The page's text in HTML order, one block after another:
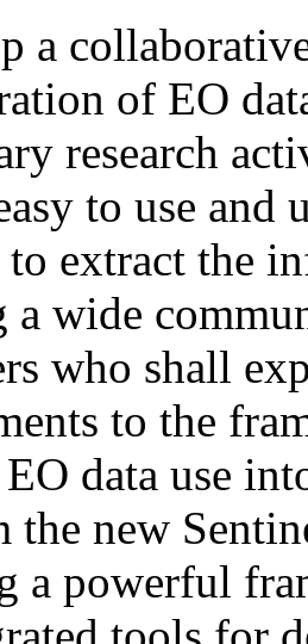
a
of EO
research
to use and
to extract the
a wide
who shall
to the
data use
the new
a powerful